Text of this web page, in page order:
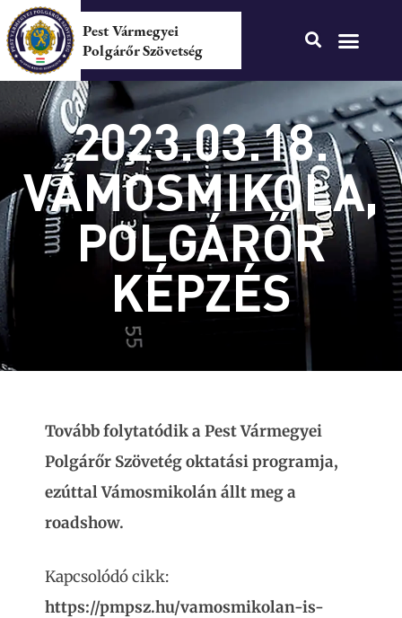
Pest Vármegyei
Polgárőr Szövetség
2023.03.18.
VÁMOSMIKOLA,
POLGÁRŐR
KÉPZÉS
Tovább folytatódik a Pest Vármegyei
Polgárőr Szövetég oktatási programja,
ezúttal Vámosmikolán állt meg a
roadshow.
Kapcsolódó cikk:
https://pmpsz.hu/vamosmikolan-is-